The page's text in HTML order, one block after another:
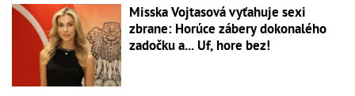
Misska Vojtasová vyťahuje sexi
zbrane: Horúce zábery dokonalého
zadočku a... Uf, hore bez!